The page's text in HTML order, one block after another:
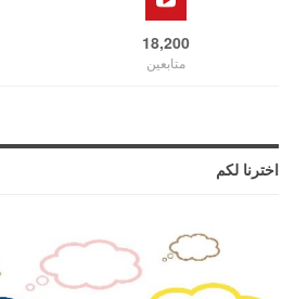
18,200
متابعين
اخترنا لكم